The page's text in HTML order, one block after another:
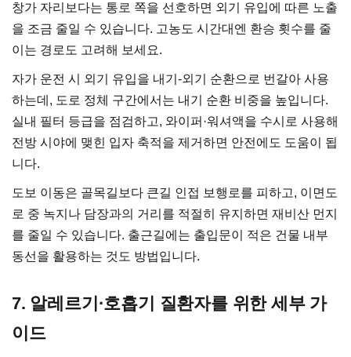
창가 자리보다는 통로 쪽을 선호하면 외기 유입에 따른 노출
을 조금 줄일 수 있습니다. 고농도 시간대엔 환승 횟수를 줄
이는 경로도 고려해 보세요.
자가 운전 시 외기 유입을 내기-외기 순환으로 번갈아 사용
하는데, 도로 정체 구간에서는 내기 순환 비중을 높입니다.
실내 필터 등급을 점검하고, 와이퍼·워셔액을 수시로 사용해
전방 시야에 맺힌 입자 축적을 제거하면 안전에도 도움이 됩
니다.
도보 이동은 골목길보다 큰길 인접 보행로를 피하고, 이면도
로 중 녹지나 담장과의 거리를 적절히 유지하면 재비산 먼지
를 줄일 수 있습니다. 출근길에는 출입문이 적은 건물 내부
동선을 활용하는 것도 방법입니다.
7. 알레르기·호흡기 질환자를 위한 세부 가
이드